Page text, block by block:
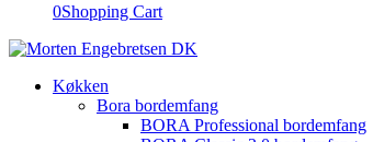
0Shopping Cart
Køkken
Bora bordemfang
BORA Professional bordemfang